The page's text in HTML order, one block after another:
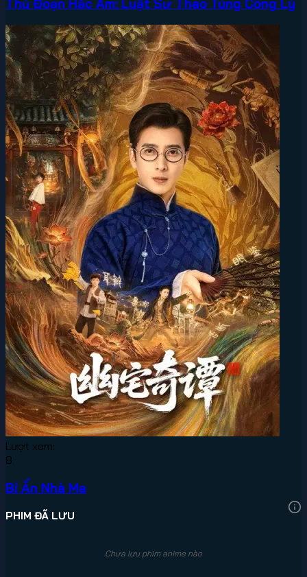
Thủ Đoạn Hắc Ám: Luật Sư Thao Túng Công Lý
Lượt xem:
8
Bí Ẩn Nhà Ma
PHIM ĐÃ LƯU
Chưa lưu phim anime nào